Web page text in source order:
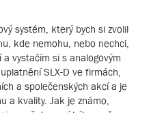
systém, který bych si zvolil
kde nemohu, nebo nechci,
vystačím si s analogovým
SLX-D ve firmách,
a společenských akcí a je
a kvality. Jak je známo,